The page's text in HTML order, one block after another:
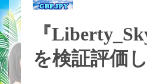
『
を検証評価